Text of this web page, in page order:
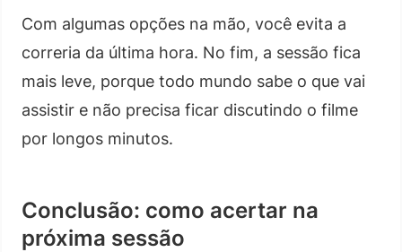
Com algumas opções na mão, você evita a
correria da última hora. No fim, a sessão fica
mais leve, porque todo mundo sabe o que vai
assistir e não precisa ficar discutindo o filme
por longos minutos.
Conclusão: como acertar na
próxima sessão